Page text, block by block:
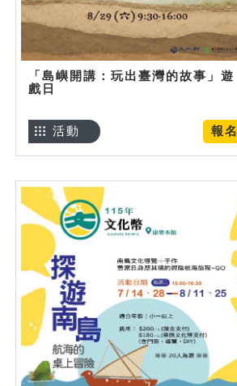
「島嶼開講：玩出臺灣的故事」遊
戲日
報名
活動